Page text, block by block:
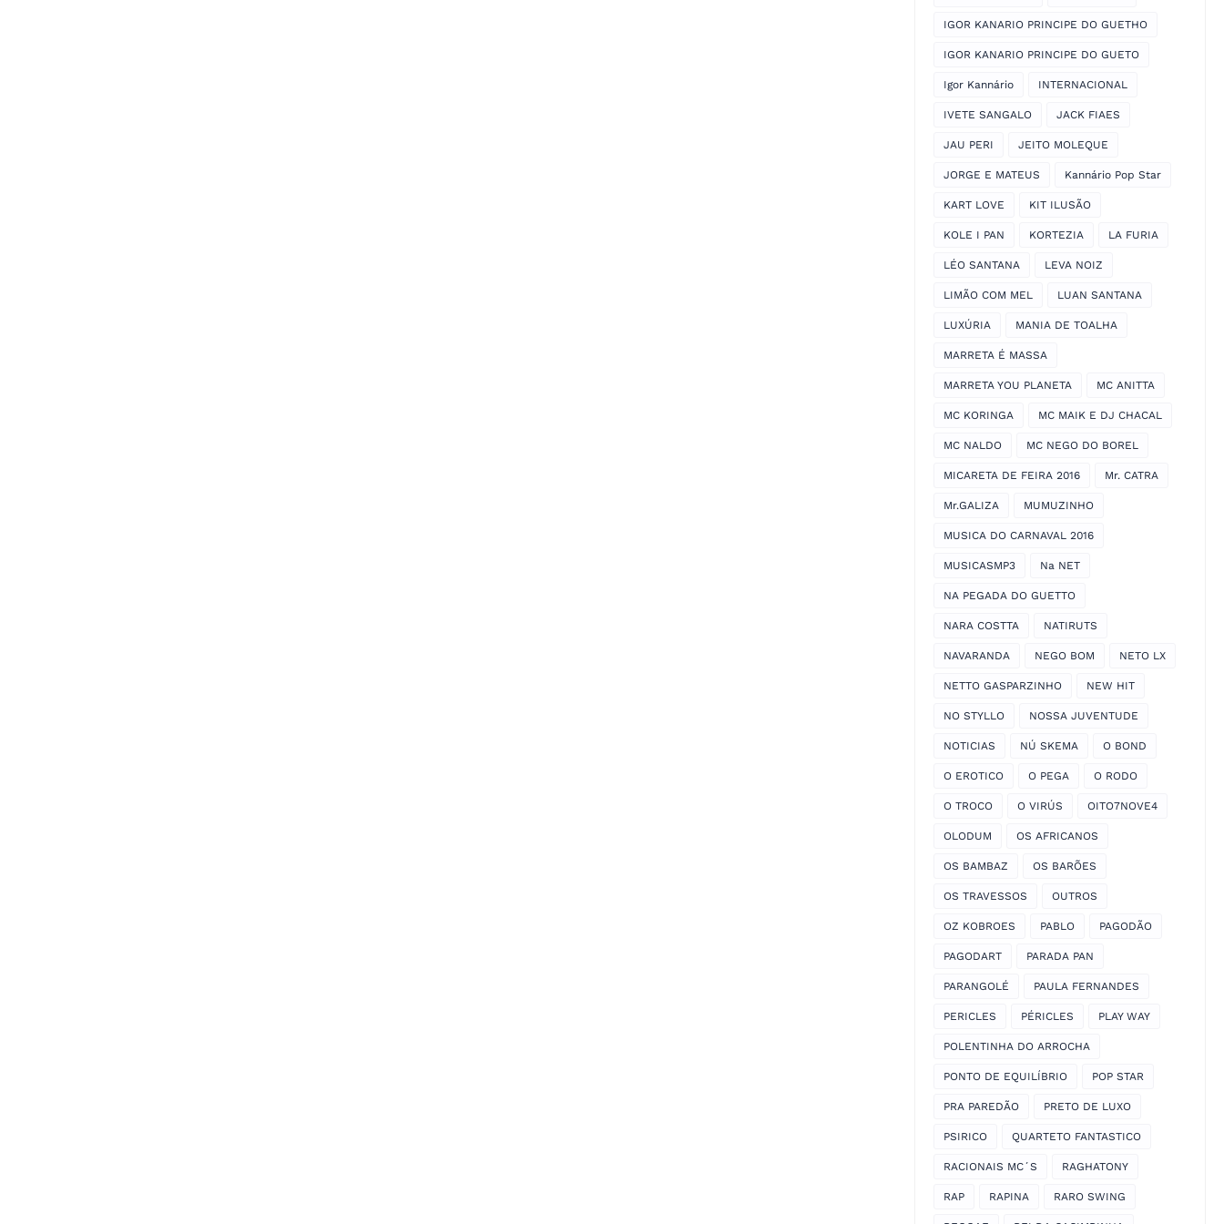
IGOR KANARIO PRINCIPE DO GUETHO
IGOR KANARIO PRINCIPE DO GUETO
Igor Kannário INTERNACIONAL
IVETE SANGALO JACK FIAES
JAU PERI JEITO MOLEQUE
JORGE E MATEUS Kannário Pop Star
KART LOVE KIT ILUSÃO
KOLE I PAN KORTEZIA LA FURIA
LÉO SANTANA LEVA NOIZ
LIMÃO COM MEL LUAN SANTANA
LUXÚRIA MANIA DE TOALHA
MARRETA É MASSA
MARRETA YOU PLANETA MC ANITTA
MC KORINGA MC MAIK E DJ CHACAL
MC NALDO MC NEGO DO BOREL
MICARETA DE FEIRA 2016 Mr. CATRA
Mr.GALIZA MUMUZINHO
MUSICA DO CARNAVAL 2016
MUSICASMP3 Na NET
NA PEGADA DO GUETTO
NARA COSTTA NATIRUTS
NAVARANDA NEGO BOM NETO LX
NETTO GASPARZINHO NEW HIT
NO STYLLO NOSSA JUVENTUDE
NOTICIAS NÚ SKEMA O BOND
O EROTICO O PEGA O RODO
O TROCO O VIRÚS OITO7NOVE4
OLODUM OS AFRICANOS
OS BAMBAZ OS BARÕES
OS TRAVESSOS OUTROS
OZ KOBROES PABLO PAGODÃO
PAGODART PARADA PAN
PARANGOLÉ PAULA FERNANDES
PERICLES PÉRICLES PLAY WAY
POLENTINHA DO ARROCHA
PONTO DE EQUILÍBRIO POP STAR
PRA PAREDÃO PRETO DE LUXO
PSIRICO QUARTETO FANTASTICO
RACIONAIS MC´S RAGHATONY
RAP RAPINA RARO SWING